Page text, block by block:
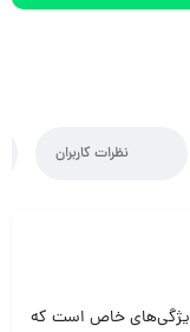
نظرات کاربران
خاص است که